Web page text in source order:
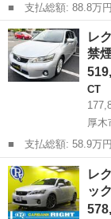
■ 支払総額: 88.8万円 ■ 車両本体価格： 796,000 円 ■ メーカー
名： レクサス ■ 車
ｈ バージョンＣ
メラ ＤＶＤ再...
神奈川 相模原市
レ
禁
CT
厚木
■ 支払総額: 58.9万円 ■ 車両本体価格： 519,000 円 ■ メーカー
名： レクサス ■ 車
ｈ バージョンＣ 禁
ナビ 地デジＴ...
神奈川 厚木市
レ
ッ